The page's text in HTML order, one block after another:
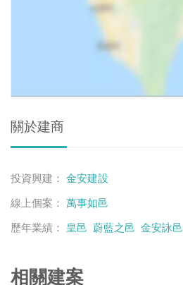
關於建商
投資興建： 金安建設
線上個案： 萬事如邑
歷年業績： 皇邑 蔚藍之邑 金安詠邑
相關建案